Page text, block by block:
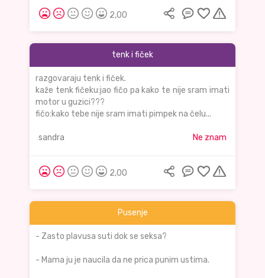
2,00
tenk i fiček
razgovaraju tenk i fiček.
kaže tenk fičeku:jao fičo pa kako te nije sram imati
motor u guzici???
fičo:kako tebe nije sram imati pimpek na čelu...
sandra Ne znam
2,00
Pusenje
- Zasto plavusa suti dok se seksa?
- Mama ju je naucila da ne prica punim ustima.